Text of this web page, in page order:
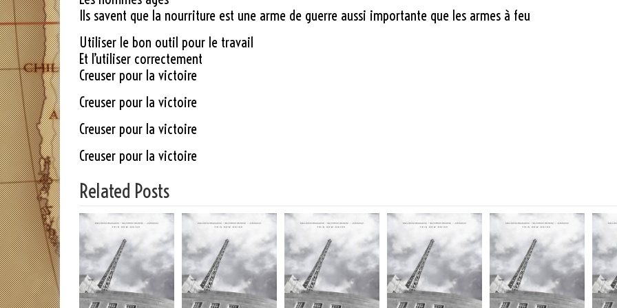
Ils savent que la nourriture est une arme de guerre aussi importante que les armes à feu
Utiliser le bon outil pour le travail
Et l’utiliser correctement
Creuser pour la victoire
Creuser pour la victoire
Creuser pour la victoire
Creuser pour la victoire
Related Posts